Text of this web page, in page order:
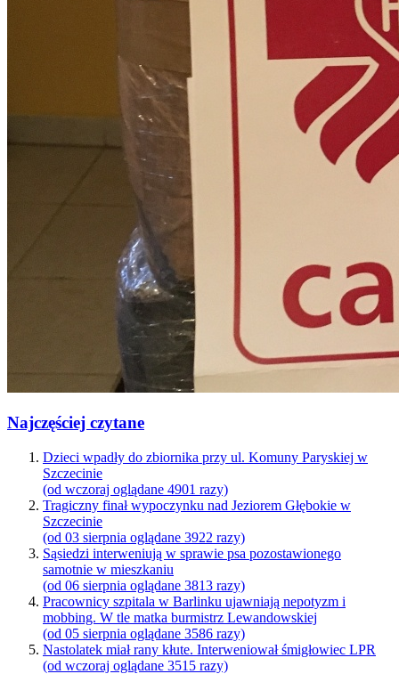
Najczęściej czytane
Dzieci wpadły do zbiornika przy ul. Komuny Paryskiej w
Szczecinie
(od wczoraj oglądane 4901 razy)
Tragiczny finał wypoczynku nad Jeziorem Głębokie w
Szczecinie
(od 03 sierpnia oglądane 3922 razy)
Sąsiedzi interweniują w sprawie psa pozostawionego
samotnie w mieszkaniu
(od 06 sierpnia oglądane 3813 razy)
Pracownicy szpitala w Barlinku ujawniają nepotyzm i
mobbing. W tle matka burmistrz Lewandowskiej
(od 05 sierpnia oglądane 3586 razy)
Nastolatek miał rany kłute. Interweniował śmigłowiec LPR
(od wczoraj oglądane 3515 razy)